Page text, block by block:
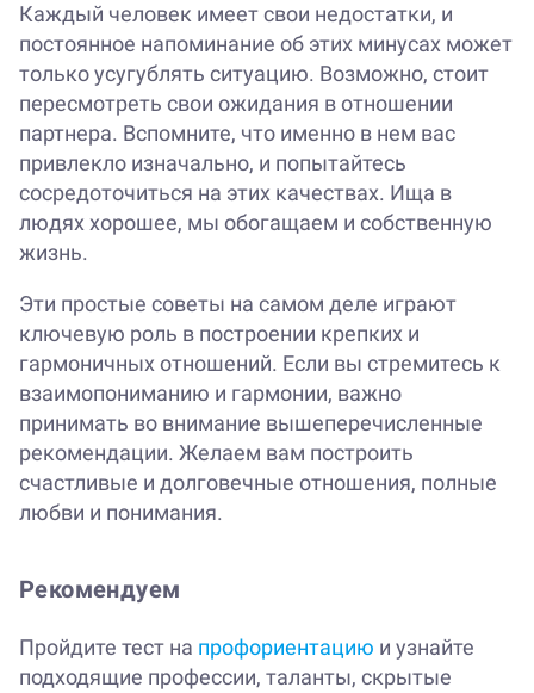
Каждый человек имеет свои недостатки, и
постоянное напоминание об этих минусах может
только усугублять ситуацию. Возможно, стоит
пересмотреть свои ожидания в отношении
партнера. Вспомните, что именно в нем вас
привлекло изначально, и попытайтесь
сосредоточиться на этих качествах. Ища в
людях хорошее, мы обогащаем и собственную
жизнь.
Эти простые советы на самом деле играют
ключевую роль в построении крепких и
гармоничных отношений. Если вы стремитесь к
взаимопониманию и гармонии, важно
принимать во внимание вышеперечисленные
рекомендации. Желаем вам построить
счастливые и долговечные отношения, полные
любви и понимания.
Рекомендуем
Пройдите тест на профориентацию и узнайте
подходящие профессии, таланты, скрытые